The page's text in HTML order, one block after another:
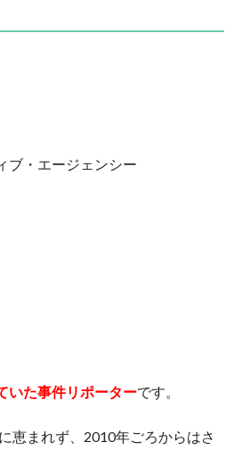
ブ・エージェンシー
いた事件リポーターです。
恵まれず、2010年ごろからはさ